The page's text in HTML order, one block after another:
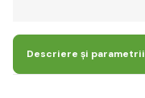
Descriere și parametrii